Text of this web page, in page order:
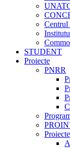
Centrul
STUDENT
Proiecte
PNRR
Proiecte